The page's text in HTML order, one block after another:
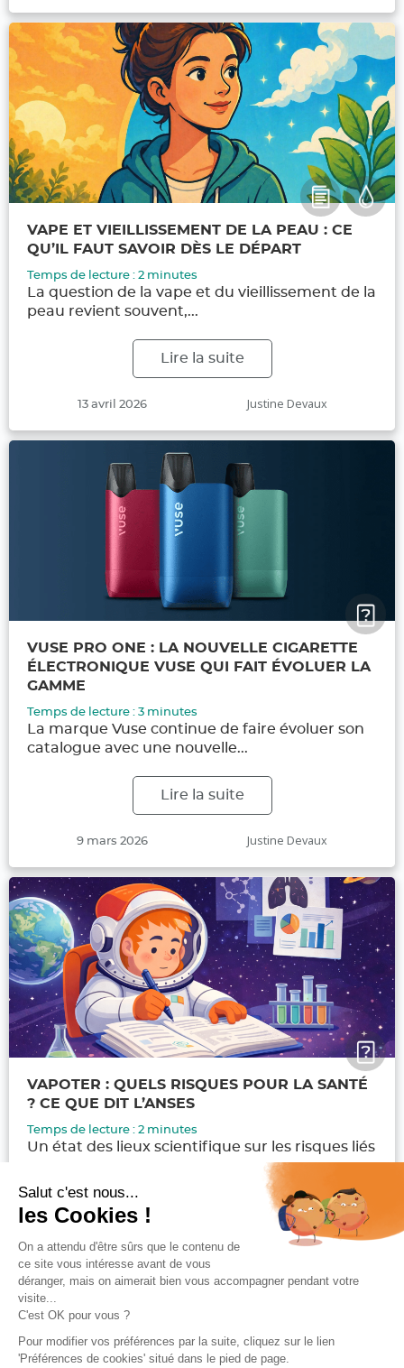
VAPE ET VIEILLISSEMENT DE LA PEAU : CE
QU’IL FAUT SAVOIR DÈS LE DÉPART
Temps de lecture : 2 minutes
La question de la vape et du vieillissement de la
peau revient souvent,...
Lire la suite
Publié
13 avril 2026 Auteur
Justine Devaux
VUSE PRO ONE : LA NOUVELLE CIGARETTE
ÉLECTRONIQUE VUSE QUI FAIT ÉVOLUER LA
GAMME
Temps de lecture : 3 minutes
La marque Vuse continue de faire évoluer son
catalogue avec une nouvelle...
Lire la suite
Publié
9 mars 2026 Auteur
Justine Devaux
VAPOTER : QUELS RISQUES POUR LA SANTÉ
? CE QUE DIT L’ANSES
Temps de lecture : 2 minutes
Un état des lieux scientifique sur les risques liés
Publié
le
11 février 2026
Navigation
des
Salut c'est nous...
les Cookies !
On a attendu d'être sûrs que le contenu de
ce site vous intéresse avant de vous
déranger, mais on aimerait bien vous accompagner pendant votre
visite...
C'est OK pour vous ?
Pour modifier vos préférences par la suite, cliquez sur le lien
'Préférences de cookies' situé dans le pied de page.